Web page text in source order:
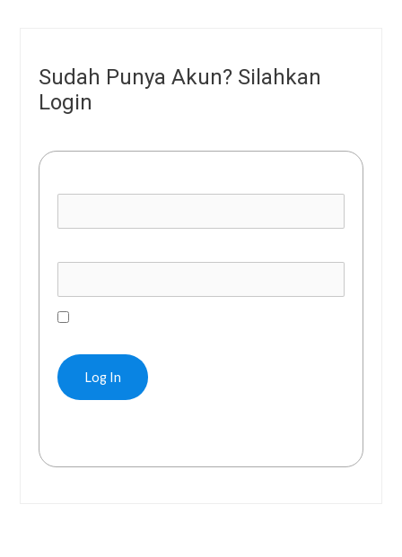
Sudah Punya Akun? Silahkan
Login
Remember Me